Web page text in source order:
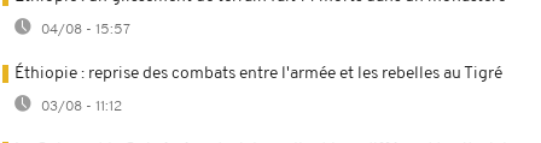
04/08 - 15:57
Éthiopie : reprise des combats entre l'armée et les rebelles au Tigré
03/08 - 11:12